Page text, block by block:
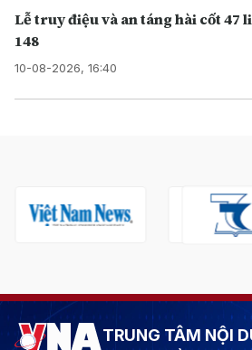
Lễ truy điệu và an táng hài cốt 47
148
10-08-2026, 16:40
TRUNG TÂM NỘI